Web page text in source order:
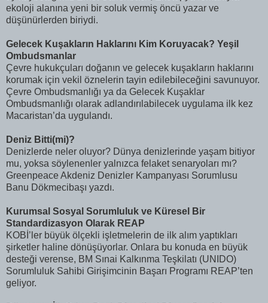
ekoloji alanına yeni bir soluk vermiş öncü yazar ve
düşünürlerden biriydi.
Gelecek Kuşakların Haklarını Kim Koruyacak? Yeşil
Ombudsmanlar
Çevre hukukçuları doğanın ve gelecek kuşakların haklarını
korumak için vekil öznelerin tayin edilebileceğini savunuyor.
Çevre Ombudsmanlığı ya da Gelecek Kuşaklar
Ombudsmanlığı olarak adlandırılabilecek uygulama ilk kez
Macaristan’da uygulandı.
Deniz Bitti(mi)?
Denizlerde neler oluyor? Dünya denizlerinde yaşam bitiyor
mu, yoksa söylenenler yalnızca felaket senaryoları mı?
Greenpeace Akdeniz Denizler Kampanyası Sorumlusu
Banu Dökmecibaşı yazdı.
Kurumsal Sosyal Sorumluluk ve Küresel Bir
Standardizasyon Olarak REAP
KOBİ’ler büyük ölçekli işletmelerin de ilk alım yaptıkları
şirketler haline dönüşüyorlar. Onlara bu konuda en büyük
desteği verense, BM Sınai Kalkınma Teşkilatı (UNIDO)
Sorumluluk Sahibi Girişimcinin Başarı Programı REAP’ten
geliyor.